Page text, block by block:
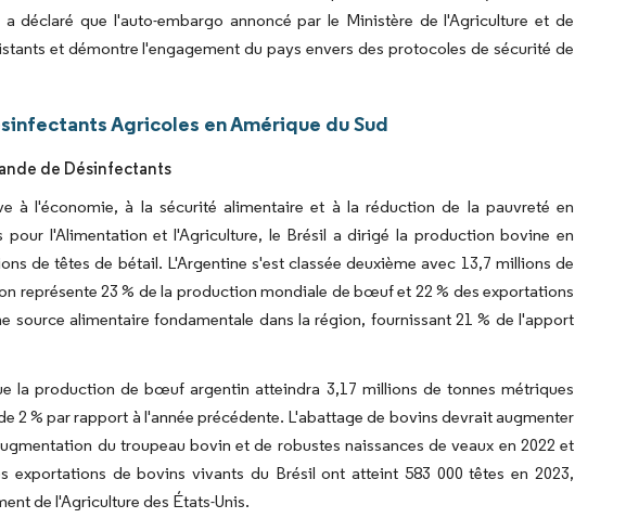
déclaré que l'auto-embargo annoncé par le Ministère de l'Agriculture et de
et démontre l'engagement du pays envers des protocoles de sécurité de
Agricoles en Amérique du Sud
de Désinfectants
à l'économie, à la sécurité alimentaire et à la réduction de la pauvreté en
pour l'Alimentation et l'Agriculture, le Brésil a dirigé la production bovine en
de têtes de bétail. L'Argentine s'est classée deuxième avec 13,7 millions de
représente 23 % de la production mondiale de bœuf et 22 % des exportations
alimentaire fondamentale dans la région, fournissant 21 % de l'apport
la production de bœuf argentin atteindra 3,17 millions de tonnes métriques
2 % par rapport à l'année précédente. L'abattage de bovins devrait augmenter
du troupeau bovin et de robustes naissances de veaux en 2022 et
exportations de bovins vivants du Brésil ont atteint 583 000 têtes en 2023,
de l'Agriculture des États-Unis.